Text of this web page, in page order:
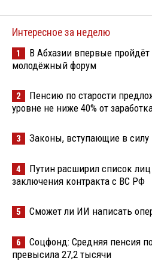
Интересное за неделю
1
В Абхазии впервые
молодёжный форум
2
Пенсию по старости
уровне не ниже 40% от
3 Законы, вступающие в силу
4
Путин расширил список
заключения контракта с ВС РФ
5 Сможет ли ИИ написать
6
Соцфонд: Средняя пенсия
превысила 27,2 тысячи